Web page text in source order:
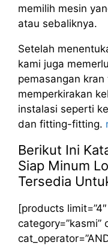
memilih mesin
atau sebaliknya.
Setelah
kami juga
pemasangan
memperkirakan
instalasi seperti
dan fitting-fitting.
Berikut Ini
Siap Minum
Tersedia
[products
category=”kasmi”